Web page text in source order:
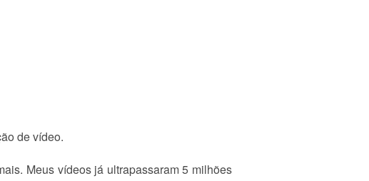
de vídeo.
Meus vídeos já ultrapassaram 5 milhões